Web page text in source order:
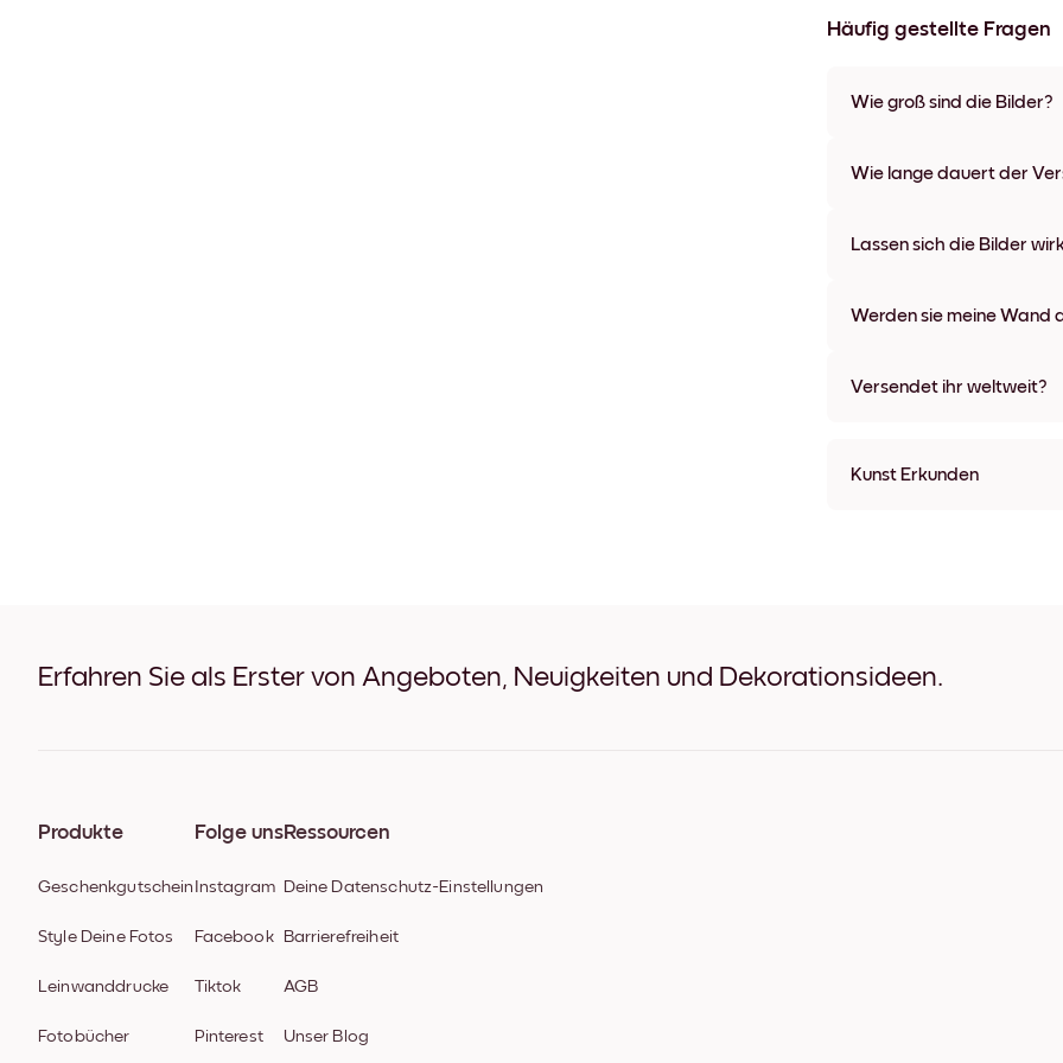
Häufig gestellte Fragen
Wie groß sind die Bilder?
verschiedenen Materialien
Wie lange dauert der
wir auch Expressversand an.
Lassen sich die Bilder
lassen, ohne die Wände
Werden sie meine Wand
Versendet ihr weltweit?
Kunst Erkunden
Pink Dry Gallery Breit
Pink Dry Gallery Leinwand
Erfahren Sie als Erster von Angeboten, Neuigkeiten und Dekorationsideen.
Produkte
Geschenkgutschein
Style Deine Fotos
Leinwanddrucke
Fotobücher
Folge uns
Instagram
Facebook
Tiktok
Pinterest
Ressourcen
Deine Datenschutz-Einstellungen
Barrierefreiheit
AGB
Unser Blog